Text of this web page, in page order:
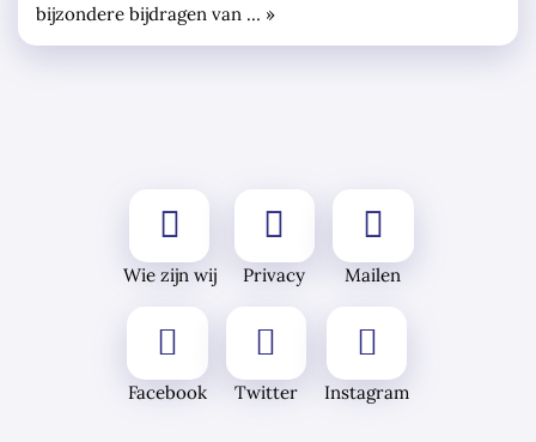
bijzondere bijdragen van … »
Wie zijn wij Privacy Mailen
Facebook Twitter Instagram